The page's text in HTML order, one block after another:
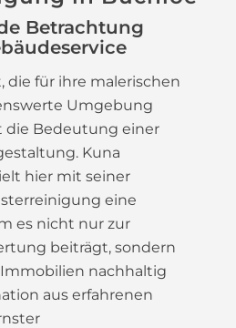
Betrachtung
die für ihre malerischen
Umgebung
die Bedeutung einer
Kuna
hier mit seiner
eine
es nicht nur zur
beiträgt, sondern
nachhaltig
aus erfahrenen